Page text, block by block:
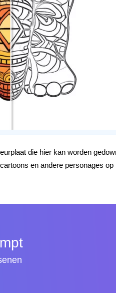
die hier kan worden
en andere personages